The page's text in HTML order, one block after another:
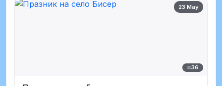
23 May
36